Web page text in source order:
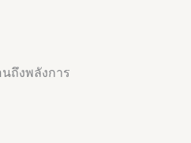
ถึงพลังการ